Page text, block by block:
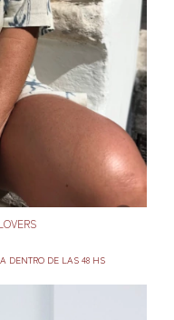
DENTRO DE LAS 48 HS